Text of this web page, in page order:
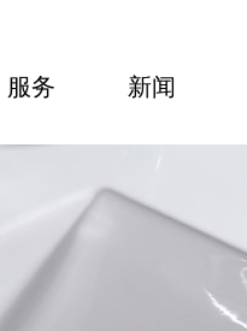
服务 新闻